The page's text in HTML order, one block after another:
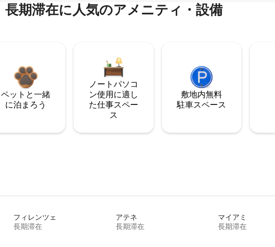
長期滞在に人気のアメニティ・設備
ペットと一緒
に泊まろう
ノートパソコ
ン使用に適し
た仕事スペー
ス
敷地内無料
駐⁠車ス⁠ペ⁠ー⁠ス
フィレンツェ
長期滞在
アテネ
長期滞在
マイアミ
長期滞在